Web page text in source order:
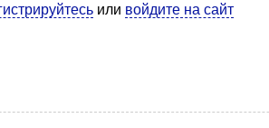
или войдите на сайт